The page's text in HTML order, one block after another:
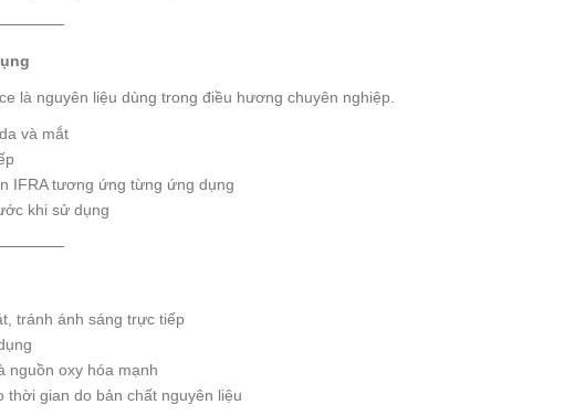
là nguyên liệu dùng trong điều hương chuyên nghiệp.
và mắt
IFRA tương ứng từng ứng dụng
khi sử dụng
tránh ánh sáng trực tiếp
nguồn oxy hóa mạnh
thời gian do bản chất nguyên liệu